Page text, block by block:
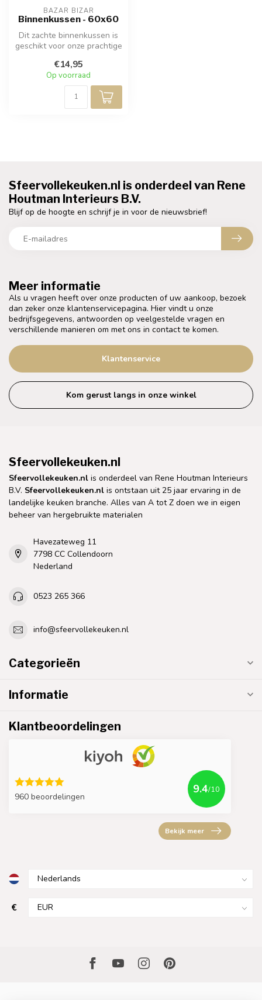
BAZAR BIZAR
Binnenkussen - 60x60
Dit zachte binnenkussen is
geschikt voor onze prachtige
€14,95
Op voorraad
Meer informatie
Als u vragen heeft over onze producten of uw aankoop, bezoek
dan zeker onze klantenservicepagina. Hier vindt u onze
bedrijfsgegevens, antwoorden op veelgestelde vragen en
verschillende manieren om met ons in contact te komen.
Klantenservice
Kom gerust langs in onze winkel
Sfeervollekeuken.nl is onderdeel van Rene
Houtman Interieurs B.V.
Blijf op de hoogte en schrijf je in voor de nieuwsbrief!
Sfeervollekeuken.nl
Sfeervollekeuken.nl is onderdeel van Rene Houtman Interieurs
B.V. Sfeervollekeuken.nl is ontstaan uit 25 jaar ervaring in de
landelijke keuken branche. Alles van A tot Z doen we in eigen
beheer van hergebruikte materialen
Havezateweg 11
7798 CC Collendoorn
Nederland
0523 265 366
info@sfeervollekeuken.nl
Categorieën
Informatie
Klantbeoordelingen
960 beoordelingen
9.4/10
Bekijk meer
€